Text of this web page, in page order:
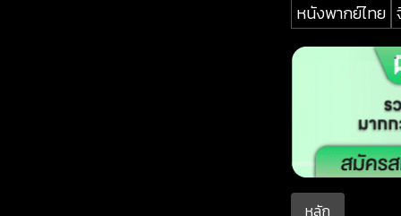
หนังพากย์ไทย
หลัก